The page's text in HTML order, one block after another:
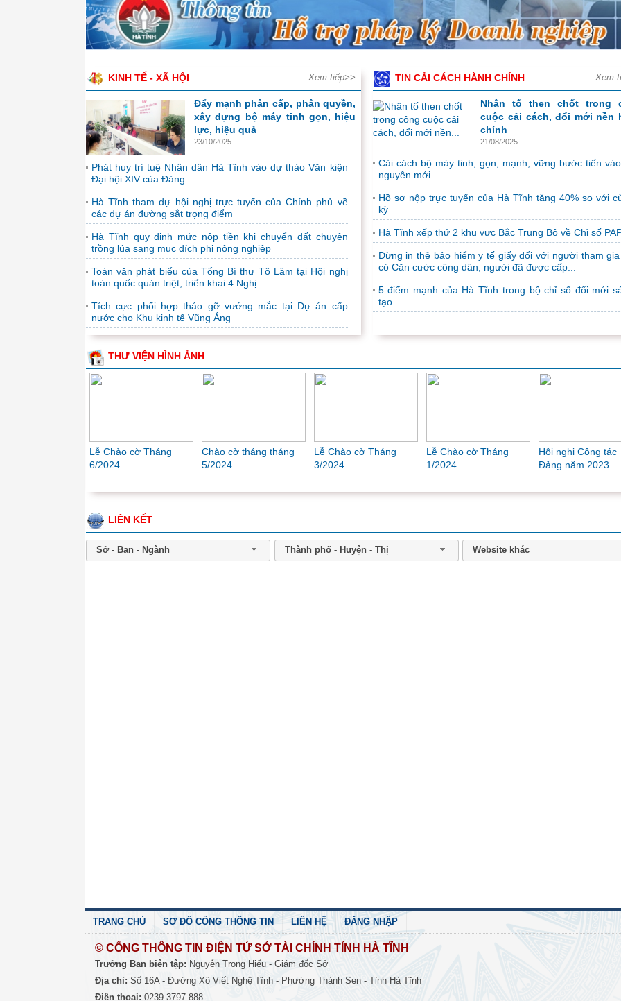
Đẩy mạnh thực hành tiết kiệm, chống lãng phí – nâng
hiệu quả quản lý tài chính công trong...
Trong bối cảnh yêu cầu phát triển
kiệm, chống lãng phí tiếp tục được xác
định là một nhiệm vụ...
Thúc đẩy phát triển kinh tế - xã hội nhanh, bền vững
Kết luận Hội nghị lần thứ 2 của Ban
Chấp hành Trung ương Đảng khóa XIV
có ý nghĩa rất...
phủ
Chiều 7/4, đồng chí Lê Minh Hưng, Ủy
viên Bộ Chính trị, Bí thư Trung ương
Đảng, Trưởng Ban Tổ chức Trung
ương, đại biểu Quốc...
Đồng chí Ngô Văn Tuấn được bổ nhiệm giữ chức vụ
trưởng Bộ Tài chính
Chủ tịch nước Tô Lâm đã trao Quyết
Đồng chí Nguyễn Văn Thắng được bổ nhiệm giữ
Quyết định bổ nhiệm giữ chức vụ Phó
Thủ tướng Chính phủ...
Chính phủ thường kỳ tháng 3 năm 2026
và Hội nghị Chính...
KINH TẾ - XÃ HỘI Xem tiếp>>
Đẩy mạnh phân cấp, phân quyền,
xây dựng bộ máy tinh gọn, hiệu
lực, hiệu quả
23/10/2025
Phát huy trí tuệ Nhân dân Hà Tĩnh vào dự thảo Văn kiện
Đại hội XIV của Đảng
Hà Tĩnh tham dự hội nghị trực tuyến của Chính phủ về
các dự án đường sắt trọng điểm
Hà Tĩnh quy định mức nộp tiền khi chuyển đất chuyên
trồng lúa sang mục đích phi nông nghiệp
Toàn văn phát biểu của Tổng Bí thư Tô Lâm tại Hội nghị
toàn quốc quán triệt, triển khai 4 Nghị...
Tích cực phối hợp tháo gỡ vướng mắc tại Dự án cấp
nước cho Khu kinh tế Vũng Áng
TIN CẢI CÁCH HÀNH CHÍNH Xem
Nhân tố then chốt trong
cuộc cải cách, đổi mới nền
chính
21/08/2025
Cải cách bộ máy tinh, gọn, mạnh, vững bước tiến
nguyên mới
Hồ sơ nộp trực tuyến của Hà Tĩnh tăng 40% so với
kỳ
Hà Tĩnh xếp thứ 2 khu vực Bắc Trung Bộ về Chỉ số
Dừng in thẻ bảo hiểm y tế giấy đối với người tham
có Căn cước công dân, người đã được cấp...
5 điểm mạnh của Hà Tĩnh trong bộ chỉ số đổi mới
tạo
THƯ VIỆN HÌNH ẢNH
Chào cờ tháng tháng
Lễ Chào cờ Tháng
Lễ Chào cờ Tháng
Hội nghị Công tác
Đảng năm 2023
Họp Giao ban đầu năm
LIÊN KẾT
Sở - Ban - Ngành Thành phố - Huyện - Thị Website khác
TRANG CHỦ SƠ ĐỒ CỔNG THÔNG TIN LIÊN HỆ ĐĂNG NHẬP
© CỔNG THÔNG TIN ĐIỆN TỬ SỞ TÀI CHÍNH TỈNH HÀ TĨNH
Trưởng Ban biên tập: Nguyễn Trọng Hiếu - Giám đốc Sở
Địa chỉ: Số 16A - Đường Xô Viết Nghệ Tĩnh - Phường Thành Sen - Tỉnh Hà Tĩnh
Điện thoại: 0239 3797 888